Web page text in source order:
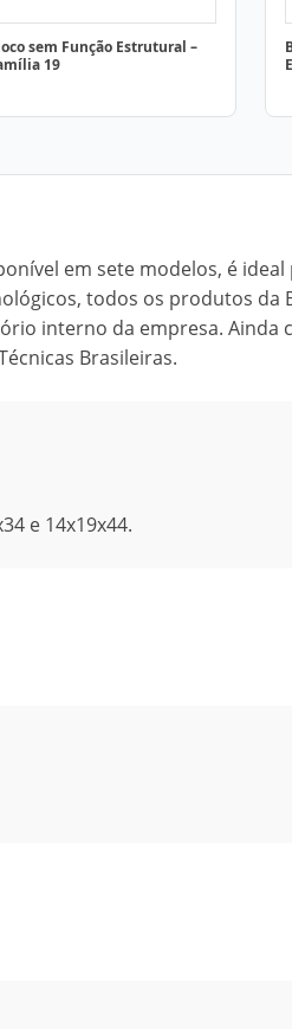
sem Função Estrutural –
19
em sete modelos, é
todos os produtos da
interno da empresa. Ainda
Brasileiras.
e 14x19x44.